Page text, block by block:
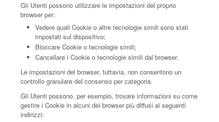
Gli Utenti possono utilizzare le impostazioni del proprio
browser per:
Vedere quali Cookie o altre tecnologie simili sono stati
impostati sul dispositivo;
Bloccare Cookie o tecnologie simili;
Cancellare i Cookie o tecnologie simili dal browser.
Le impostazioni del browser, tuttavia, non consentono un
controllo granulare del consenso per categoria.
Gli Utenti possono, per esempio, trovare informazioni su come
gestire i Cookie in alcuni dei browser più diffusi ai seguenti
indirizzi: